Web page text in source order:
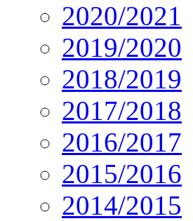
2020/2021
2019/2020
2018/2019
2017/2018
2016/2017
2015/2016
2014/2015